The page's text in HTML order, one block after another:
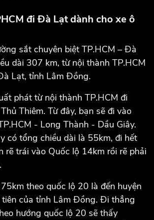
đi Đà Lạt dành cho xe ô
sắt chuyên biệt TP.HCM – Đà
dài 307 km, từ nội thành TP.HCM
Lạt, tỉnh Lâm Đồng.
phát từ nội thành TP.HCM đi
Thiêm. Từ đây, bạn sẽ đi vào
- Long Thành - Dầu Giây.
có tổng chiều dài là 55km, đi hết
rẽ trái vào Quốc lộ 14km rồi rẽ phải
theo quốc lộ 20 là đến huyện
tiên của tỉnh Lâm Đồng. Đi thẳng
hướng quốc lộ 20 sẽ thấy